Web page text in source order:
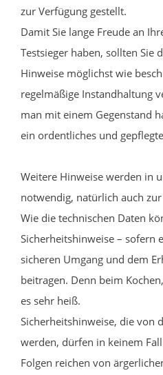
zur Verfügung gestellt.
Damit Sie lange Freude an
Testsieger haben, sollten Sie
Hinweise möglichst wie
regelmäßige Instandhaltung
man mit einem Gegenstand
ein ordentliches und
Weitere Hinweise werden in
notwendig, natürlich auch
Wie die technischen Daten
Sicherheitshinweise – sofern
sicheren Umgang und dem
beitragen. Denn beim
es sehr heiß.
Sicherheitshinweise, die von
werden, dürfen in keinem
Folgen reichen von